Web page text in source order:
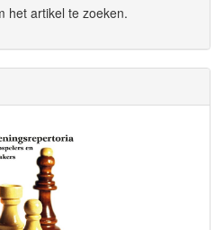
het artikel te zoeken.